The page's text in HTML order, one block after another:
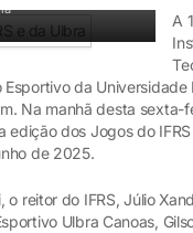
A
da
Na manhã desta
edição dos Jogos do
de 2025.
o reitor do IFRS, Júlio
Ulbra Canoas,